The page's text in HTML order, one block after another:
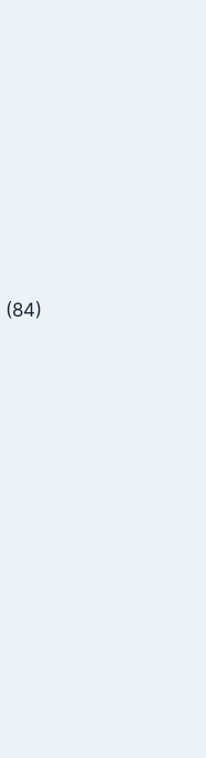
(84)